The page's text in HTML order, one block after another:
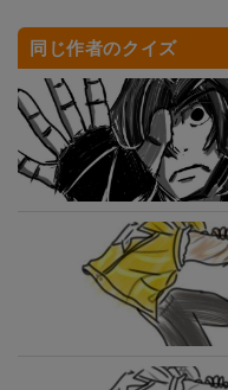
同じ作者のクイズ